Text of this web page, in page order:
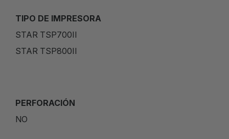
TIPO DE IMPRESORA
STAR TSP700II
STAR TSP800II
PERFORACIÓN
NO